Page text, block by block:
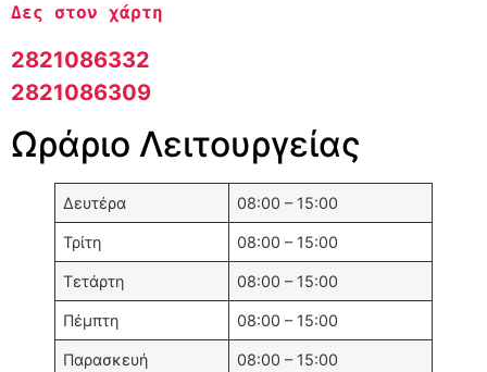
Δες στον χάρτη
2821086332
2821086309
Ωράριο Λειτουργείας
Δευτέρα 08:00 – 15:00
Τρίτη 08:00 – 15:00
Τετάρτη 08:00 – 15:00
Πέμπτη 08:00 – 15:00
Παρασκευή 08:00 – 15:00